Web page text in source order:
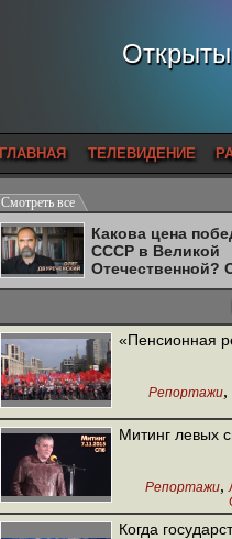
ГЛАВНАЯ ТЕЛЕВИДЕНИЕ
Смотреть все
Какова цена
СССР в Великой
Отечественной?
Двуреченский о
«Пенсионная
Репортажи,
Митинг левых
Репортажи,
Когда